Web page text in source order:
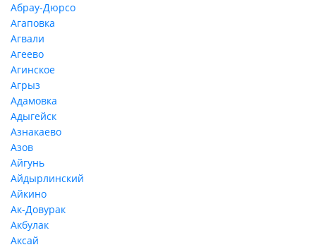
Абрау-Дюрсо
Агаповка
Агвали
Агеево
Агинское
Агрыз
Адамовка
Адыгейск
Азнакаево
Азов
Айгунь
Айдырлинский
Айкино
Ак-Довурак
Акбулак
Аксай